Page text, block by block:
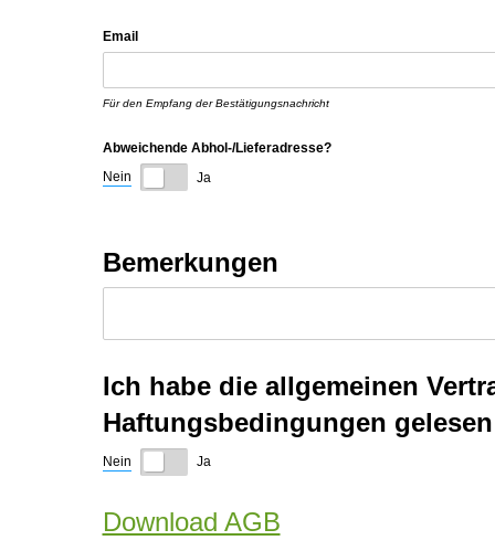
Email
Für den Empfang der Bestätigungsnachricht
Abweichende Abhol-/​Lieferadresse?
Nein
Ja
Bemerkungen
Ich habe die allgemeinen
Haftungsbedingungen
Nein Ja
Download AGB